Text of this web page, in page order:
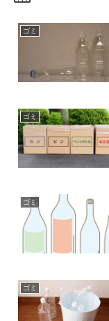
ゴミ
ゴミ
ゴミ
ゴミ